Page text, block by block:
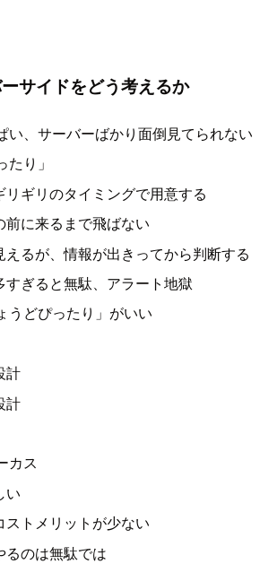
サイドをどう考えるか
い、サーバーばかり面倒見てられない
たり」
リギリのタイミングで用意する
前に来るまで飛ばない
えるが、情報が出きってから判断する
すぎると無駄、アラート地獄
うどぴったり」がいい
計
計
カス
い
ストメリットが少ない
るのは無駄では